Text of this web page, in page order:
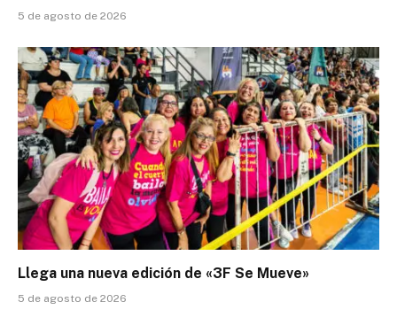
5 de agosto de 2026
Llega una nueva edición de «3F Se Mueve»
5 de agosto de 2026